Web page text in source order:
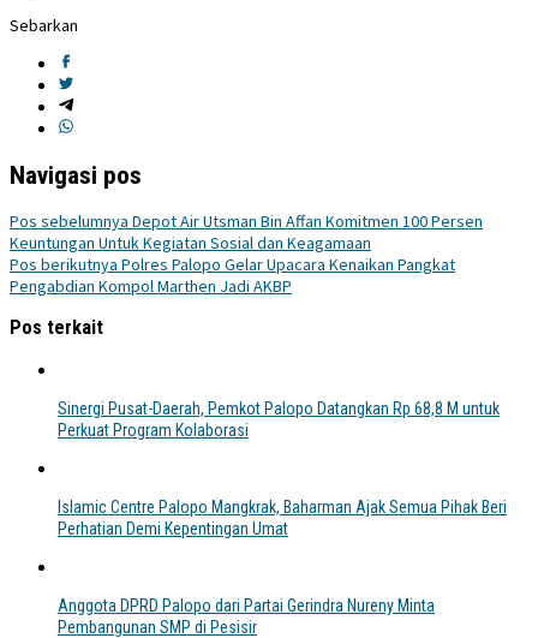
Sebarkan
Navigasi pos
Pos sebelumnya Depot Air Utsman Bin Affan Komitmen 100 Persen
Keuntungan Untuk Kegiatan Sosial dan Keagamaan
Pos berikutnya Polres Palopo Gelar Upacara Kenaikan Pangkat
Pengabdian Kompol Marthen Jadi AKBP
Pos terkait
Sinergi Pusat-Daerah, Pemkot Palopo Datangkan Rp 68,8 M untuk
Perkuat Program Kolaborasi
Islamic Centre Palopo Mangkrak, Baharman Ajak Semua Pihak Beri
Perhatian Demi Kepentingan Umat
Anggota DPRD Palopo dari Partai Gerindra Nureny Minta
Pembangunan SMP di Pesisir